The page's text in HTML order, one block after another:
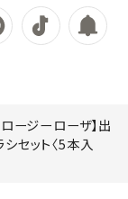
ロージーローザ】出
セット〈5本入